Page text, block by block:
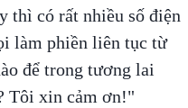
thì có rất nhiều số điện
làm phiền liên tục từ
để trong tương lai
Tôi xin cảm ơn!"